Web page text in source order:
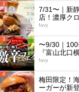
2
7/31〜｜新
店！濃厚ク
favy
3
〜9/30｜100
『富山北口
favy
4
梅田限定！
ーガーが新